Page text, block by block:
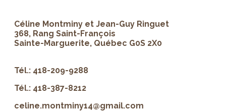
Céline Montminy et Jean-Guy Ringuet
368, Rang Saint-François
Sainte-Marguerite, Québec G0S 2X0
Tél.: 418-209-9288
Tél.: 418-387-8212
celine.montminy14@gmail.com